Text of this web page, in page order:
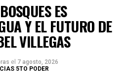
ES
Y EL FUTURO DE
VILLEGAS
el 7 agosto, 2026
5TO PODER